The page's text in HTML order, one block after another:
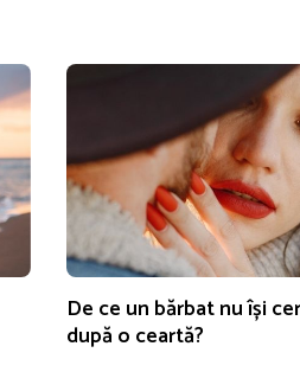
De ce un bărbat nu își
după o ceartă?